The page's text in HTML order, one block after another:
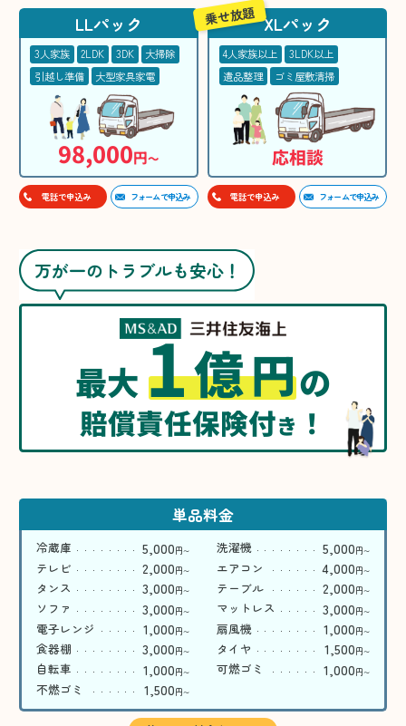
LLパック
3人家族 2LDK 3DK
大掃除
引越し準備
大型家具家電
98,000円〜
電話で申込み フォームで申込み
XLパック
4人家族以上
3LDK以上
遺品整理
ゴミ屋敷清掃
応相談
乗せ放題
電話で申込み フォームで申込み
万が一のトラブルも安心！
最大1億円の
賠償責任保険付き ！
単品料金
冷蔵庫 5,000円〜 洗濯機 5,000円〜
テレビ 2,000円〜 エアコン 4,000円〜
タンス 3,000円〜 テーブル 2,000円〜
ソファ 3,000円〜 マットレス 3,000円〜
電子レンジ 1,000円〜 扇風機 1,000円〜
食器棚 3,000円〜 タイヤ 1,500円〜
自転車 1,000円〜 可燃ゴミ 1,000円〜
不燃ゴミ 1,500円〜